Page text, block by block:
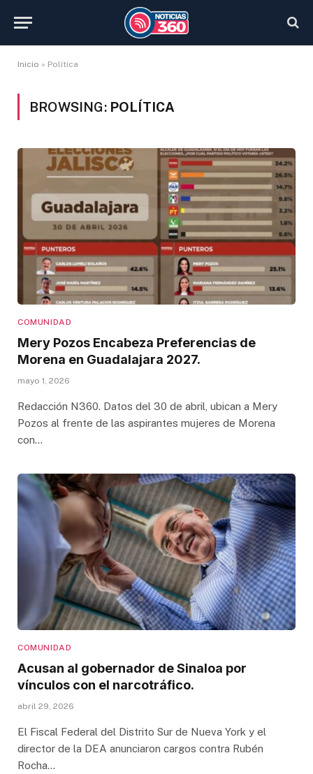
Inicio » Política
BROWSING: POLÍTICA
COMUNIDAD
Mery Pozos Encabeza Preferencias de
Morena en Guadalajara 2027.
mayo 1, 2026
Redacción N360. Datos del 30 de abril, ubican a Mery
Pozos al frente de las aspirantes mujeres de Morena
con…
COMUNIDAD
Acusan al gobernador de Sinaloa por
vínculos con el narcotráfico.
abril 29, 2026
El Fiscal Federal del Distrito Sur de Nueva York y el
director de la DEA anunciaron cargos contra Rubén
Rocha…